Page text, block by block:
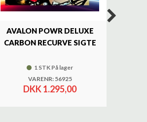
AVALON POWR DELUXE
CARBON RECURVE SIGTE
1 STK På lager
VARENR: 56925
DKK 1.295,00